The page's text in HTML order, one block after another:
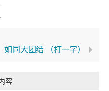
如同大团结 （打一字）
容